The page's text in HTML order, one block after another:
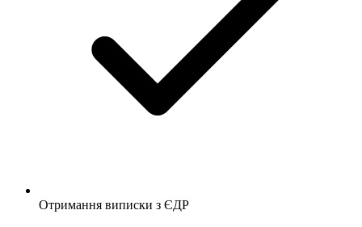
Отримання виписки з ЄДР